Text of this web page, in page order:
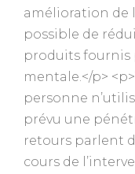
amélioration de
possible de
produits fournis
mentale.</p>
personne
prévu une
retours parlent
cours de